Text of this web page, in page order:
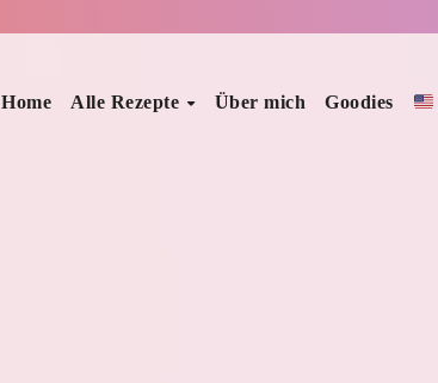
Home Alle Rezepte Über mich Goodies